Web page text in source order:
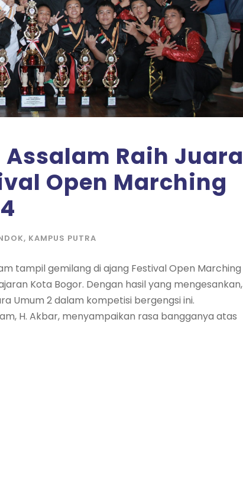
Raih Juara
Open Marching
, KAMPUS PUTRA
tampil gemilang di ajang Festival Open Marching
Kota Bogor. Dengan hasil yang mengesankan,
Umum 2 dalam kompetisi bergengsi ini.
H. Akbar, menyampaikan rasa bangganya atas